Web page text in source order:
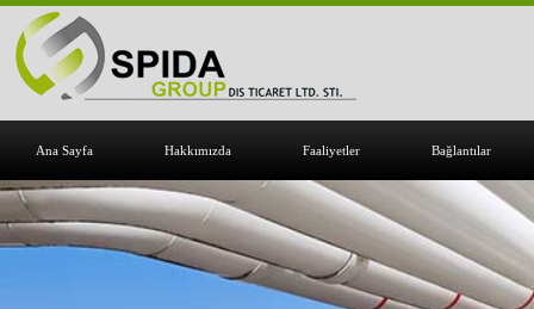
Ana Sayfa Hakkımızda Faaliyetler Bağlantılar